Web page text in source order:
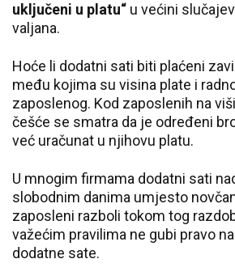
uključeni u platu“ u većini
valjana.
Hoće li dodatni sati biti plaćeni
među kojima su visina plate i
zaposlenog. Kod zaposlenih na
češće se smatra da je određeni
već uračunat u njihovu platu.
U mnogim firmama dodatni sati
slobodnim danima umjesto
zaposleni razboli tokom tog
važećim pravilima ne gubi pravo
dodatne sate.